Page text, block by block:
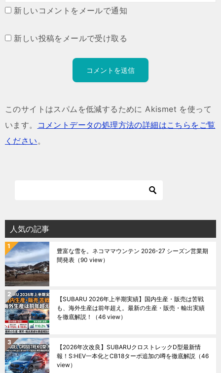
新しいコメントをメールで通知
新しい投稿をメールで受け取る
このサイトはスパムを低減するために Akismet を使って
います。
コメントデータの処理方法の詳細はこちらをご覧
ください。
人気の記事
豊富な雪を。ネコママウンテン 2026-27 シーズン営業期
間発表 （90 view）
【SUBARU 2026年上半期実績】国内生産・販売は苦戦
も、海外生産は前年超え。最新の生産・販売・輸出実績
を徹底解説！
（46 view）
【2026年次改良】SUBARUクロストレックD型最新情
報！S:HEV一本化とCB18ターボ追加の噂を徹底解説 （46
view）